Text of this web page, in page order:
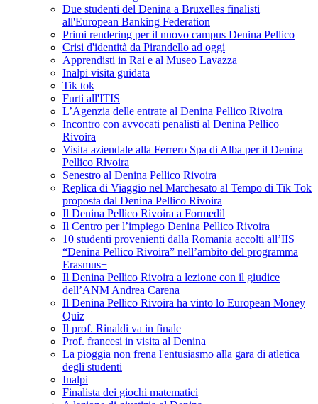
Due studenti del Denina a Bruxelles finalisti
all'European Banking Federation
Primi rendering per il nuovo campus Denina Pellico
Crisi d'identità da Pirandello ad oggi
Apprendisti in Rai e al Museo Lavazza
Inalpi visita guidata
Tik tok
Furti all'ITIS
L’Agenzia delle entrate al Denina Pellico Rivoira
Incontro con avvocati penalisti al Denina Pellico
Rivoira
Visita aziendale alla Ferrero Spa di Alba per il Denina
Pellico Rivoira
Senestro al Denina Pellico Rivoira
Replica di Viaggio nel Marchesato al Tempo di Tik Tok
proposta dal Denina Pellico Rivoira
Il Denina Pellico Rivoira a Formedil
Il Centro per l’impiego Denina Pellico Rivoira
10 studenti provenienti dalla Romania accolti all’IIS
“Denina Pellico Rivoira” nell’ambito del programma
Erasmus+
Il Denina Pellico Rivoira a lezione con il giudice
dell’ANM Andrea Carena
Il Denina Pellico Rivoira ha vinto lo European Money
Quiz
Il prof. Rinaldi va in finale
Prof. francesi in visita al Denina
La pioggia non frena l'entusiasmo alla gara di atletica
degli studenti
Inalpi
Finalista dei giochi matematici